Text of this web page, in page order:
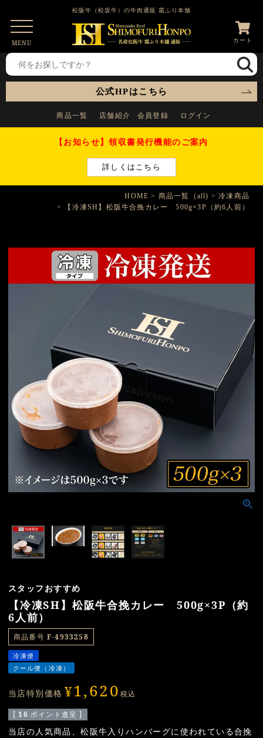
松阪牛（松坂牛）の牛肉通販 霜ふり本舗
カート
MENU
公式HPはこちら
商品一覧 店舗紹介 会員登録 ログイン
【お知らせ】領収書発行機能のご案内
詳しくはこちら
HOME 商品一覧（all)
冷凍商品
【冷凍SH】松阪牛合挽カレー 500g×3P（約6人前）
スタッフおすすめ
【冷凍SH】松阪牛合挽カレー 500g×3P（約
6人前）
商品番号 F-4933258
冷凍便
クール便（冷凍）
当店特別価格 ¥1,620 税込
[ 16 ポイント進呈 ]
当店の人気商品、松阪牛入りハンバーグに使われている合挽